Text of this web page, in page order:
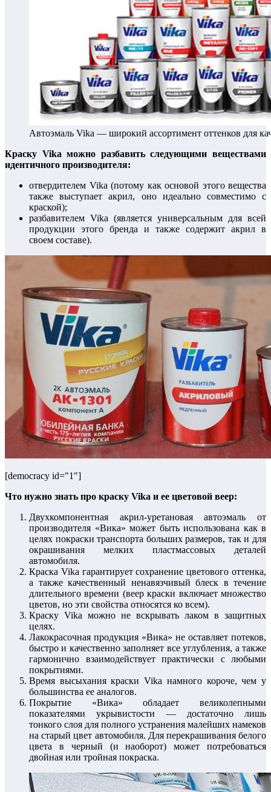
Автоэмаль Vika — широкий ассортимент оттенков для
Краску Vika можно разбавить следующими веществами
идентичного производителя:
отвердителем Vika (потому как основой этого вещества
также выступает акрил, оно идеально совместимо с
краской);
разбавителем Vika (является универсальным для всей
продукции этого бренда и также содержит акрил в
своем составе).
[democracy id="1"]
Что нужно знать про краску Vika и ее цветовой веер:
Двухкомпонентная акрил-уретановая автоэмаль от
производителя «Вика» может быть использована как в
целях покраски транспорта больших размеров, так и для
окрашивания мелких пластмассовых деталей
автомобиля.
Краска Vika гарантирует сохранение цветового оттенка,
а также качественный ненавязчивый блеск в течение
длительного времени (веер краски включает множество
цветов, но эти свойства относятся ко всем).
Краску Vika можно не вскрывать лаком в защитных
целях.
Лакокрасочная продукция «Вика» не оставляет потеков,
быстро и качественно заполняет все углубления, а также
гармонично взаимодействует практически с любыми
покрытиями.
Время высыхания краски Vika намного короче, чем у
большинства ее аналогов.
Покрытие «Вика» обладает великолепными
показателями укрывистости — достаточно лишь
тонкого слоя для полного устранения малейших намеков
на старый цвет автомобиля. Для перекрашивания белого
цвета в черный (и наоборот) может потребоваться
двойная или тройная покраска.